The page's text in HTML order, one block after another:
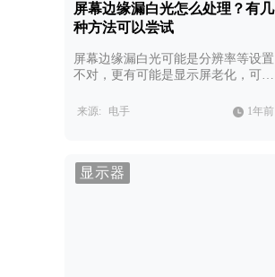
屏幕边缘漏白光怎么处理？有几
种方法可以尝试
屏幕边缘漏白光可能是分辨率等设置
不对，更有可能是显示屏老化，可以
来源: 电手 1年前
显示器